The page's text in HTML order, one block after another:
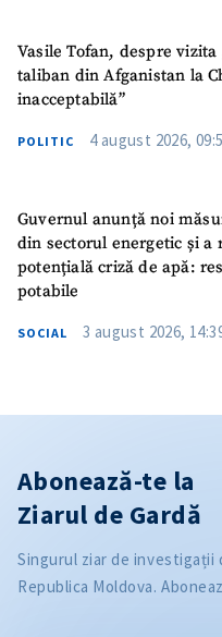
Vasile Tofan, despre
taliban din Afganistan la
inacceptabilă”
POLITIC 4 august 2026,
Guvernul anunță noi
din sectorul energetic și a
potențială criză de apă:
potabile
SOCIAL 3 august 2026,
Abonează-te la
Ziarul de Gardă
Singurul ziar de investigații
Republica Moldova.